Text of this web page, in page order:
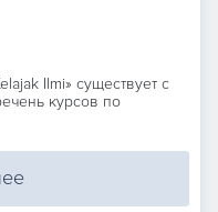
Ilmi» существует с
курсов по